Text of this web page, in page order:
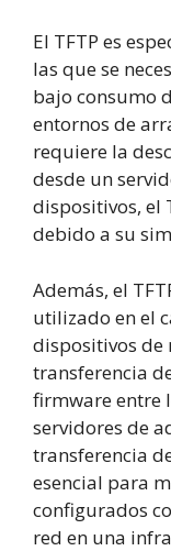
El TFTP es
las que se
bajo consumo
entornos de
requiere la
desde un
dispositivos, el
debido a su
Además, el
utilizado en el
dispositivos de
transferencia
firmware entre
servidores de
transferencia
esencial para
configurados
red en una